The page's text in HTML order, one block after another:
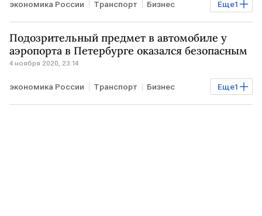
Еще1
экономика России Транспорт Бизнес
РОССИЯ
Подозрительный предмет в автомобиле у
аэропорта в Петербурге оказался безопасным
4 ноября 2020, 23:14
Еще1
экономика России Транспорт Бизнес
РОССИЯ